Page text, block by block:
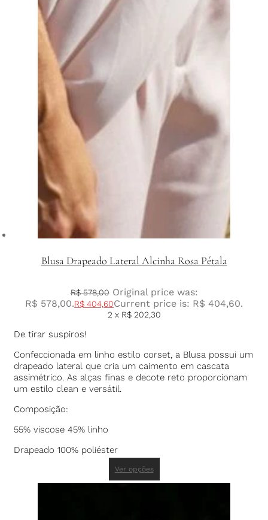
Blusa Drapeado Lateral Alcinha Rosa Pétala
R$578,00 Original price was:
R$ 578,00.R$ 404,60Current price is: R$ 404,60.
2 x R$202,30
De tirar suspiros!
Confeccionada em linho estilo corset, a Blusa possui um
drapeado lateral que cria um caimento em cascata
assimétrico. As alças finas e decote reto proporcionam
um estilo clean e versátil.
Composição:
55% viscose 45% linho
Drapeado 100% poliéster
Ver opções